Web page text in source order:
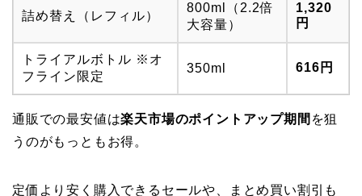
詰め替え（レフィル）
800ml（2.2倍
大容量）
1,320
円
トライアルボトル ※オ
フライン限定
350ml 616円
通販での最安値は楽天市場のポイントアップ期間 を狙
うのがもっともお得。
定価より安く購入できるセールや、まとめ買い割引も